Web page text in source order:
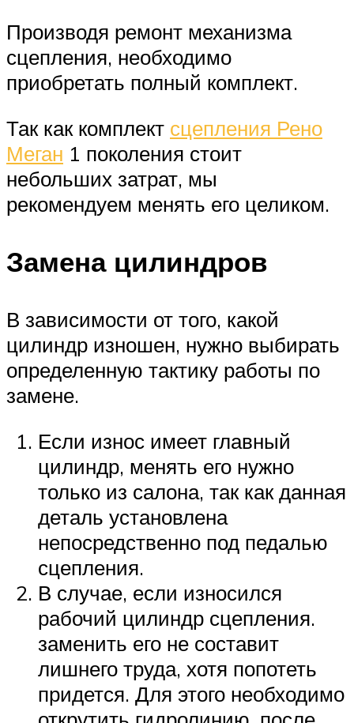
Производя ремонт механизма
сцепления, необходимо
приобретать полный комплект.
Так как комплект сцепления Рено
Меган 1 поколения стоит
небольших затрат, мы
рекомендуем менять его целиком.
Замена цилиндров
В зависимости от того, какой
цилиндр изношен, нужно выбирать
определенную тактику работы по
замене.
Если износ имеет главный
цилиндр, менять его нужно
только из салона, так как данная
деталь установлена
непосредственно под педалью
сцепления.
В случае, если износился
рабочий цилиндр сцепления.
заменить его не составит
лишнего труда, хотя попотеть
придется. Для этого необходимо